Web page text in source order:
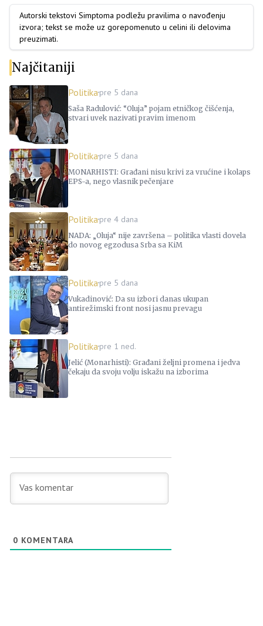
Autorski tekstovi Simptoma podležu pravilima o navođenju
izvora; tekst se može uz gorepomenuto u celini ili delovima
preuzimati.
Najčitaniji
Politikapre 5 dana
Saša Radulović: “Oluja” pojam etničkog čišćenja,
stvari uvek nazivati pravim imenom
Politikapre 5 dana
MONARHISTI: Građani nisu krivi za vrućine i kolaps
EPS-a, nego vlasnik pečenjare
Politikapre 4 dana
NADA: „Oluja“ nije završena – politika vlasti dovela
do novog egzodusa Srba sa KiM
Politikapre 5 dana
Vukadinović: Da su izbori danas ukupan
antirežimski front nosi jasnu prevagu
Politikapre 1 ned.
Jelić (Monarhisti): Građani željni promena i jedva
čekaju da svoju volju iskažu na izborima
0 KOMENTARA